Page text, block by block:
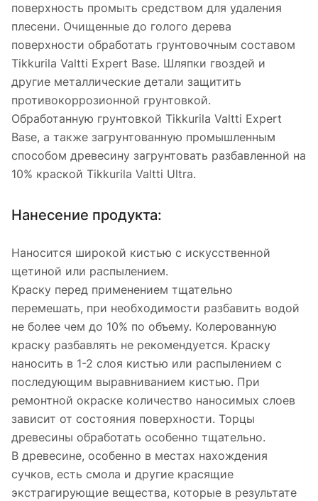
поверхность промыть средством для удаления
плесени. Очищенные до голого дерева
поверхности обработать грунтовочным составом
Tikkurila Valtti Expert Base. Шляпки гвоздей и
другие металлические детали защитить
противокоррозионной грунтовкой.
Обработанную грунтовкой Tikkurila Valtti Expert
Base, а также загрунтованную промышленным
способом древесину загрунтовать разбавленной на
10% краской Tikkurila Valtti Ultra.
Нанесение продукта:
Наносится широкой кистью с искусственной
щетиной или распылением.
Краску перед применением тщательно
перемешать, при необходимости разбавить водой
не более чем до 10% по объему. Колерованную
краску разбавлять не рекомендуется. Краску
наносить в 1-2 слоя кистью или распылением с
последующим выравниванием кистью. При
ремонтной окраске количество наносимых слоев
зависит от состояния поверхности. Торцы
древесины обработать особенно тщательно.
В древесине, особенно в местах нахождения
сучков, есть смола и другие красящие
экстрагирующие вещества, которые в результате